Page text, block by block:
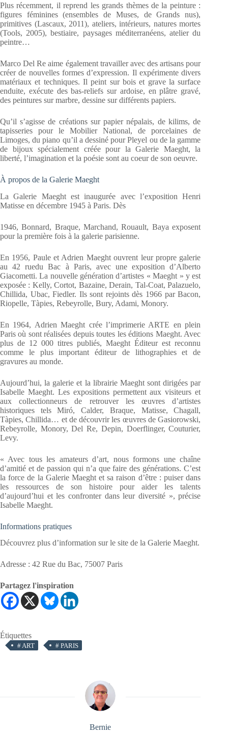
Plus récemment, il reprend les grands thèmes de la peinture :
figures féminines (ensembles de Muses, de Grands nus),
primitives (Lascaux, 2011), ateliers, intérieurs, natures mortes
(Tools, 2005), bestiaire, paysages méditerranéens, atelier du
peintre…
Marco Del Re aime également travailler avec des artisans pour
créer de nouvelles formes d’expression. Il expérimente divers
matériaux et techniques. Il peint sur bois et grave la surface
enduite, exécute des bas-reliefs sur ardoise, en plâtre gravé,
des peintures sur marbre, dessine sur différents papiers.
Qu’il s’agisse de créations sur papier népalais, de kilims, de
tapisseries pour le Mobilier National, de porcelaines de
Limoges, du piano qu’il a dessiné pour Pleyel ou de la gamme
de bijoux spécialement créée pour la Galerie Maeght, la
liberté, l’imagination et la poésie sont au coeur de son oeuvre.
À propos de la Galerie Maeght
La Galerie Maeght est inaugurée avec l’exposition Henri
Matisse en décembre 1945 à Paris. Dès
1946, Bonnard, Braque, Marchand, Rouault, Baya exposent
pour la première fois à la galerie parisienne.
En 1956, Paule et Adrien Maeght ouvrent leur propre galerie
au 42 ruedu Bac à Paris, avec une exposition d’Alberto
Giacometti. La nouvelle génération d’artistes « Maeght » y est
exposée : Kelly, Cortot, Bazaine, Derain, Tal-Coat, Palazuelo,
Chillida, Ubac, Fiedler. Ils sont rejoints dès 1966 par Bacon,
Riopelle, Tàpies, Rebeyrolle, Bury, Adami, Monory.
En 1964, Adrien Maeght crée l’imprimerie ARTE en plein
Paris où sont réalisées depuis toutes les éditions Maeght. Avec
plus de 12 000 titres publiés, Maeght Éditeur est reconnu
comme le plus important éditeur de lithographies et de
gravures au monde.
Aujourd’hui, la galerie et la librairie Maeght sont dirigées par
Isabelle Maeght. Les expositions permettent aux visiteurs et
aux collectionneurs de retrouver les œuvres d’artistes
historiques tels Miró, Calder, Braque, Matisse, Chagall,
Tàpies, Chillida… et de découvrir les œuvres de Gasiorowski,
Rebeyrolle, Monory, Del Re, Depin, Doerflinger, Couturier,
Levy.
« Avec tous les amateurs d’art, nous formons une chaîne
d’amitié et de passion qui n’a que faire des générations. C’est
la force de la Galerie Maeght et sa raison d’être : puiser dans
les ressources de son histoire pour aider les talents
d’aujourd’hui et les confronter dans leur diversité », précise
Isabelle Maeght.
Informations pratiques
Découvrez plus d’information sur le site de la Galerie Maeght.
Adresse : 42 Rue du Bac, 75007 Paris
Partagez l'inspiration
Étiquettes
#ART # PARIS
Bernie